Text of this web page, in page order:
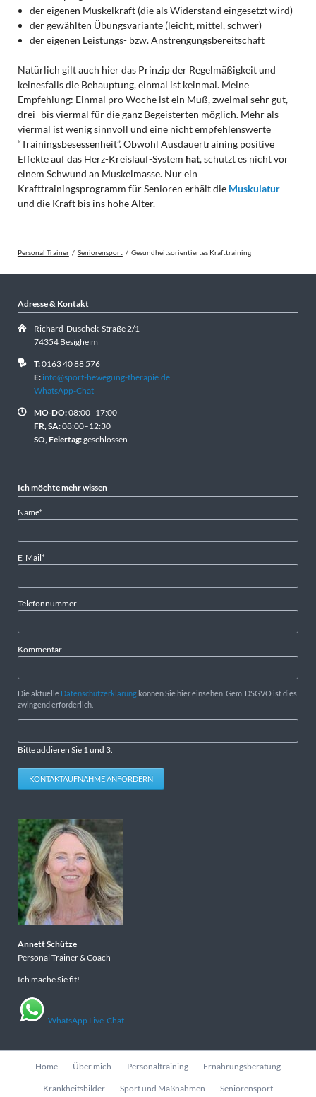
der eigenen Muskelkraft (die als Widerstand eingesetzt wird)
der gewählten Übungsvariante (leicht, mittel, schwer)
der eigenen Leistungs- bzw. Anstrengungsbereitschaft
Natürlich gilt auch hier das Prinzip der Regelmäßigkeit und
keinesfalls die Behauptung, einmal ist keinmal. Meine
Empfehlung: Einmal pro Woche ist ein Muß, zweimal sehr gut,
drei- bis viermal für die ganz Begeisterten möglich. Mehr als
viermal ist wenig sinnvoll und eine nicht empfehlenswerte
“Trainingsbesessenheit”. Obwohl Ausdauertraining positive
Effekte auf das Herz-Kreislauf-System hat, schützt es nicht vor
einem Schwund an Muskelmasse. Nur ein
Krafttrainingsprogramm für Senioren erhält die Muskulatur
und die Kraft bis ins hohe Alter.
Personal Trainer Seniorensport Gesundheitsorientiertes Krafttraining
Adresse & Kontakt
Richard-Duschek-Straße 2/1
74354 Besigheim
T:0163 40 88 576
E: info@sport-bewegung-therapie.de
WhatsApp-Chat
MO-DO:08:00–17:00
FR, SA:08:00–12:30
SO, Feiertag:geschlossen
Ich möchte mehr wissen
Pflichtfeld
Name*
Pflichtfeld
E-Mail*
Telefonnummer
Kommentar
Die aktuelle Datenschutzerklärungkönnen Sie hier einsehen. Gem. DSGVO ist dies
zwingend erforderlich.
Bitte addieren Sie 1 und 3.
KONTAKTAUFNAHME ANFORDERN
Annett Schütze
Personal Trainer & Coach
Ich mache Sie fit!
WhatsApp Live-Chat
Navigation
Home Über mich Personaltraining Ernährungsberatung
Krankheitsbilder Sport und Maßnahmen Seniorensport